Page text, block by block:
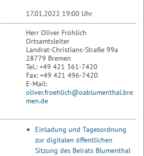
17.01.2022 19:00 Uhr
Herr Oliver Fröhlich
Ortsamtsleiter
Landrat-Christians-Straße 99a
28779 Bremen
Tel.: +49 421 361-7420
Fax: +49 421 496-7420
E-Mail:
oliver.froehlich@oablumenthal.bre
men.de
Einladung und Tagesordnung
zur digitalen öffentlichen
Sitzung des Beirats Blumenthal